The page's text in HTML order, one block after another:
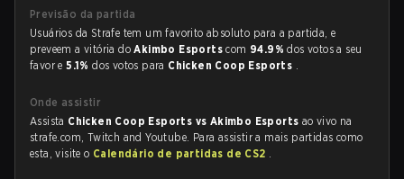
Previsão da partida
Usuários da Strafe tem um favorito absoluto para a partida, e
preveem a vitória doAkimbo Esportscom 94.9%dos votos a seu
favor e5.1%dos votos para Chicken Coop Esports .
Onde assistir
Assista Chicken Coop Esports vs Akimbo Esports ao vivo na
strafe.com, Twitch and Youtube. Para assistir a mais partidas como
esta, visite o Calendário de partidas de CS2 .